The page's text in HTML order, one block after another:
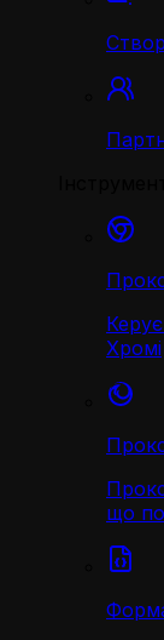
Хромі
що